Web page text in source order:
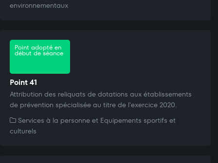
environnementaux
Point adopté en
début de séance
Point 41
Attribution des reliquats de dotations aux établissements
de prévention spécialisée au titre de l'exercice 2020.
Services à la personne et Equipements sportifs et
culturels